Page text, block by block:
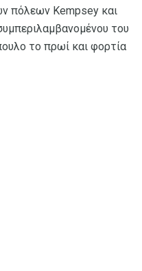
πόλεων Kempsey και
του
το πρωί και φορτία